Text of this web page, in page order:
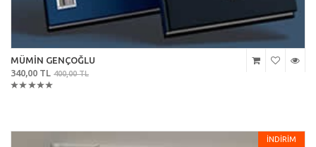
MÜMİN GENÇOĞLU
340,00 TL
400,00 TL
İNDİRİM